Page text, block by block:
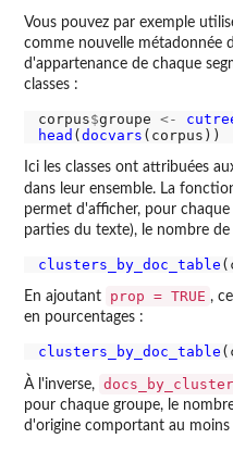
Vous pouvez par exemple
comme nouvelle métadonnée
d'appartenance de chaque
classes :
corpus$groupe <-
head ( docvars
Ici les classes ont attribuées
dans leur ensemble. La
permet d'afficher, pour
parties du texte), le nombre
clusters_by_doc_table
En ajoutant prop = TRUE ,
en pourcentages :
clusters_by_doc_table
À l'inverse,
pour chaque groupe, le
d'origine comportant au